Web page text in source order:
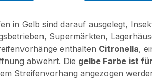
in Gelb sind darauf ausgelegt,
Supermärkten,
enthalten Citronella,
abwehrt. Die gelbe Farbe ist
Streifenvorhang angezogen